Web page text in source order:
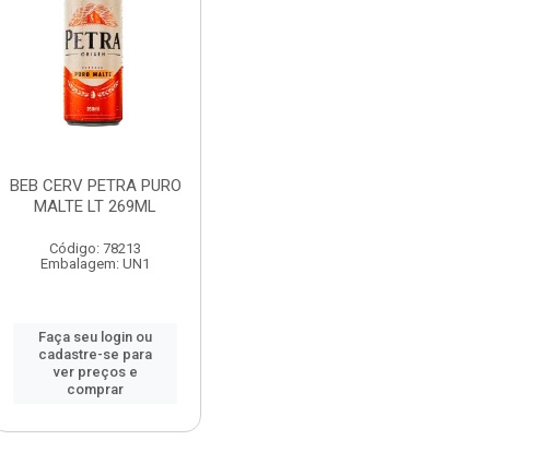
BEB CERV PETRA PURO
MALTE LT 269ML
Código: 78213
Embalagem: UN1
Faça seu login ou
cadastre-se para
ver preços e
comprar